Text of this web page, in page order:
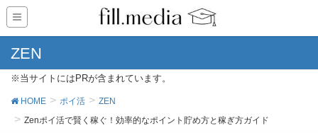
ZEN
※当サイトにはPRが含まれています。
HOME ポイ活
ZEN
Zenポイ活で賢く稼ぐ！効率的なポイント貯め方と稼ぎ方ガイド